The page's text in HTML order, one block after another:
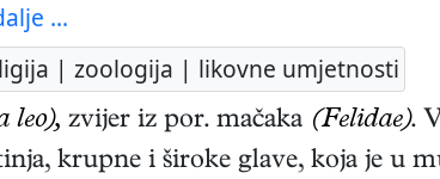
...
| zoologija | likovne umjetnosti
leo), zvijer iz por. mačaka (Felidae).
krupne i široke glave, koja je u